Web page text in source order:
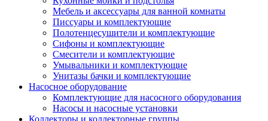
Мебель и аксессуары для ванной комнаты
Писсуары и комплектующие
Полотенцесушители и комплектующие
Сифоны и комплектующие
Смесители и комплектующие
Умывальники и комплектующие
Унитазы бачки и комплектующие
Насосное оборудование
Комплектующие для насосного оборудования
Насосы и насосные установки
Коллекторы и коллекторные группы